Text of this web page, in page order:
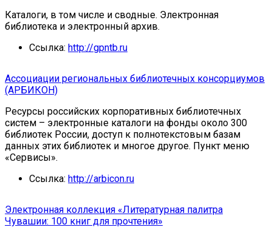
Каталоги, в том числе и сводные. Электронная
библиотека и электронный архив.
Ссылка: http://gpntb.ru
Ассоциации региональных библиотечных консорциумов
(АРБИКОН)
Ресурсы российских корпоративных библиотечных
систем – электронные каталоги на фонды около 300
библиотек России, доступ к полнотекстовым базам
данных этих библиотек и многое другое. Пункт меню
«Сервисы».
Ссылка: http://arbicon.ru
Электронная коллекция «Литературная палитра
Чувашии: 100 книг для прочтения»